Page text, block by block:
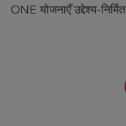
ONE योजनाएँ उद्देश्य-